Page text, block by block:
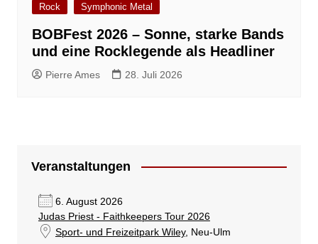
Rock
Symphonic Metal
BOBFest 2026 – Sonne, starke Bands
und eine Rocklegende als Headliner
Pierre Ames 28. Juli 2026
Veranstaltungen
6. August 2026
Judas Priest - Faithkeepers Tour 2026
Sport- und Freizeitpark Wiley, Neu-Ulm